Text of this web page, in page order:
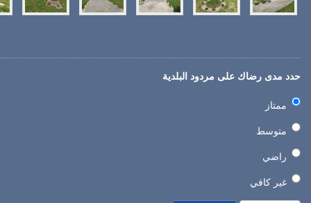
حدد مدى رضاك على مردود البلدية
ممتاز
متوسط
راضي
غير كافي